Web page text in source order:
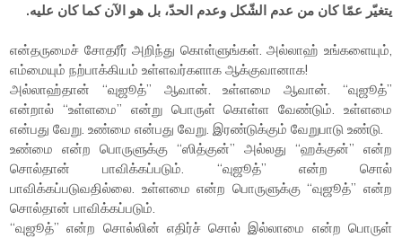
يتغيّر عمّا كان من عدم الشّكل وعدم الحدّ، بل هو الآن كما كان عليه.
என்தருமைச் சோதரீர் அறிந்து கொள்ளுங்கள். அல்லாஹ் உங்களையும்,
எம்மையும் நற்பாக்கியம் உள்ளவர்களாக ஆக்குவானாக!
அல்லாஹ்தான் “வுஜூத்” ஆவான். உள்ளமை ஆவான். “வுஜூத்”
என்றால் “உள்ளமை” என்று பொருள் கொள்ள வேண்டும். உள்ளமை
என்பது வேறு. உண்மை என்பது வேறு. இரண்டுக்கும் வேறுபாடு உண்டு.
உண்மை என்ற பொருளுக்கு “ஸித்குன்” அல்லது “ஹக்குன்” என்ற
சொல்தான் பாவிக்கப்படும். “வுஜூத்” என்ற சொல்
பாவிக்கப்படுவதில்லை. உள்ளமை என்ற பொருளுக்கு “வுஜூத்” என்ற
சொல்தான் பாவிக்கப்படும்.
“வுஜூத்” என்ற சொல்லின் எதிர்ச் சொல் இல்லாமை என்ற பொருள்